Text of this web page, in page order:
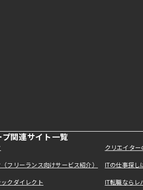
プ関連サイト一覧
クリエイタ
フリーランス向けサービス紹介） ITの仕事探
クダイレクト IT転職なら